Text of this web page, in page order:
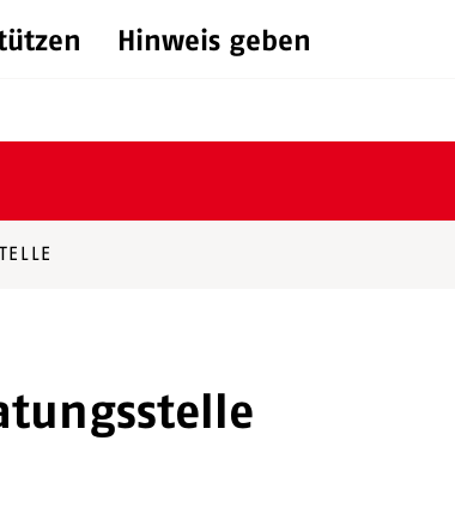
Hinweis geben